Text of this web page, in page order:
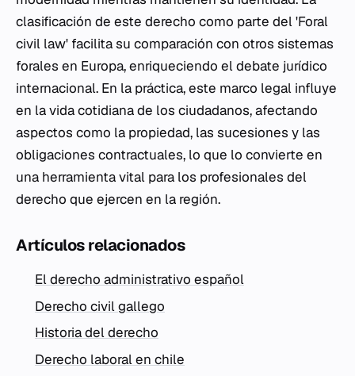
clasificación de este derecho como parte del 'Foral
civil law' facilita su comparación con otros sistemas
forales en Europa, enriqueciendo el debate jurídico
internacional. En la práctica, este marco legal influye
en la vida cotidiana de los ciudadanos, afectando
aspectos como la propiedad, las sucesiones y las
obligaciones contractuales, lo que lo convierte en
una herramienta vital para los profesionales del
derecho que ejercen en la región.
Artículos relacionados
El derecho administrativo español
Derecho civil gallego
Historia del derecho
Derecho laboral en chile